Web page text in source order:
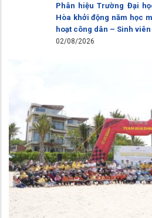
Phân hiệu Trường Đại
Hòa khởi động năm học
hoạt công dân – Sinh viên
02/08/2026